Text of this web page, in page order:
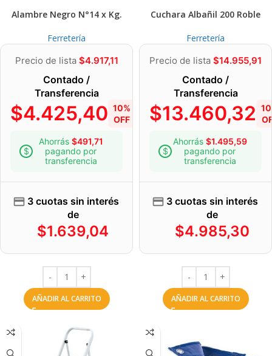
Alambre Negro N°14 x Kg.
Ferretería
Precio de lista $4.917,11
Contado /
Transferencia
$4.425,40 10%
OFF
Ahorrás $491,71
pagando por
transferencia
3 cuotas sin interés
de
$1.639,04
AÑADIR AL CARRITO
Cuchara Albañil 200 Roble
Ferretería
Precio de lista $14.955,91
Contado /
Transferencia
$13.460,32
Ahorrás $1.495,59
pagando por
transferencia
3 cuotas sin interés
de
$4.985,30
AÑADIR AL CARRITO